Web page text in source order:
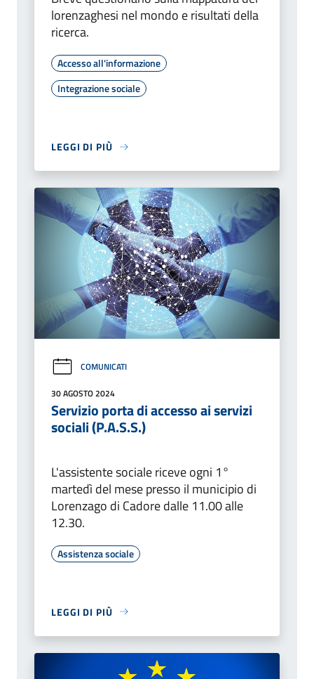
lorenzaghesi nel mondo e risultati della
ricerca.
Accesso all'informazione
Integrazione sociale
LEGGI DI PIÙ
COMUNICATI
30 AGOSTO 2024
Servizio porta di accesso ai servizi
sociali (P.A.S.S.)
L'assistente sociale riceve ogni 1°
martedì del mese presso il municipio di
Lorenzago di Cadore dalle 11.00 alle
12.30.
Assistenza sociale
LEGGI DI PIÙ